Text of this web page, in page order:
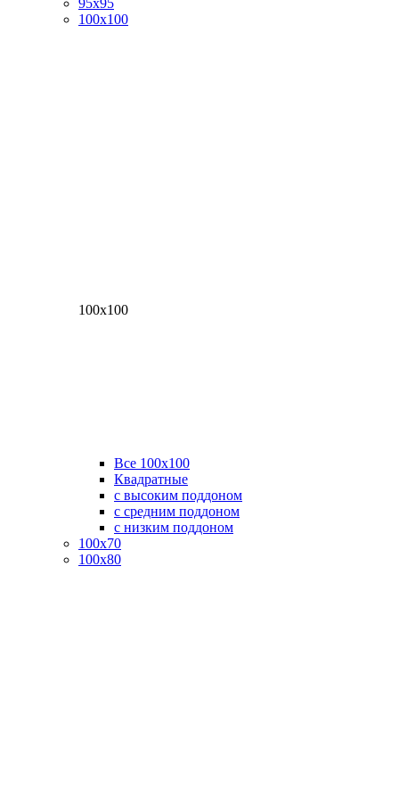
95х95
100х100
100х100
Все 100х100
Квадратные
с высоким поддоном
с средним поддоном
с низким поддоном
100х70
100х80